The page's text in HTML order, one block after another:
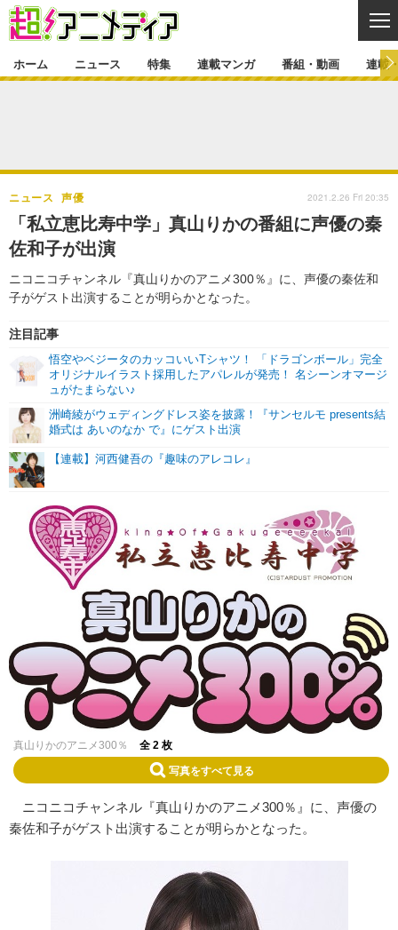
ゲーム・アプリ マンガ
グッズ
声優 コスプレ
特集一覧 カバー
ラキりす
連載マンガ
連載マンガ一覧 連載一覧
番組・動画
番組・動画一覧
動画
連載・ブログ
連載・ブログ一覧 コラム
ホーム ニュース 特集 連載マンガ 番組・動画 連載
「私立恵比寿中学」真山りかの番組に声優の秦
佐和子が出演
ニコニコチャンネル『真山りかのアニメ300％』に、声優の秦佐和
子がゲスト出演することが明らかとなった。
ニュース 声優
注目記事
悟空やベジータのカッコいいTシャツ！ 「ドラゴンボール」完全
オリジナルイラスト採用したアパレルが発売！ 名シーンオマージ
ュがたまらない♪
洲崎綾がウェディングドレス姿を披露！『サンセルモ presents結
婚式は あいのなか で』にゲスト出演
【連載】河西健吾の『趣味のアレコレ』
2021.2.26 Fri 20:35
真山りかのアニメ300％ 全 2 枚
写真をすべて見る
ニコニコチャンネル『真山りかのアニメ300％』に、声優の
秦佐和子がゲスト出演することが明らかとなった。